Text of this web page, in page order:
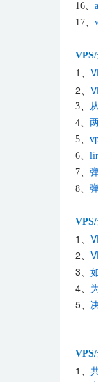
16、
17、
1、
2、
3、
4、
5、
6、
7、
8、
1、
2、
3、
4、
5、
1、